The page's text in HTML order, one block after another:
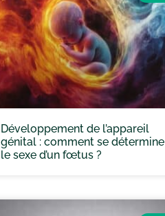
Développement de l’appareil
génital : comment se détermine
le sexe d’un fœtus ?